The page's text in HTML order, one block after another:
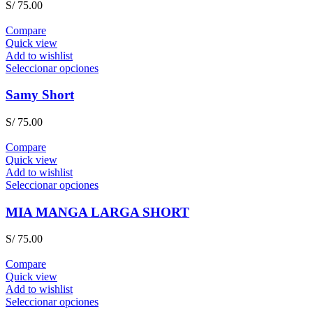
S/75.00
Compare
Quick view
Add to wishlist
Seleccionar opciones
Samy Short
S/75.00
Compare
Quick view
Add to wishlist
Seleccionar opciones
MIA MANGA LARGA SHORT
S/75.00
Compare
Quick view
Add to wishlist
Seleccionar opciones